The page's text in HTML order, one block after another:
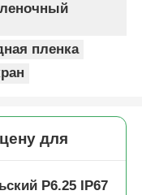
пленка
для
P6.25 IP67